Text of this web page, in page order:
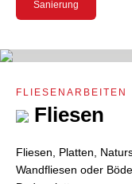
Sanierung
FLIESENARBEITEN
Fliesen
Fliesen, Platten,
Wandfliesen oder